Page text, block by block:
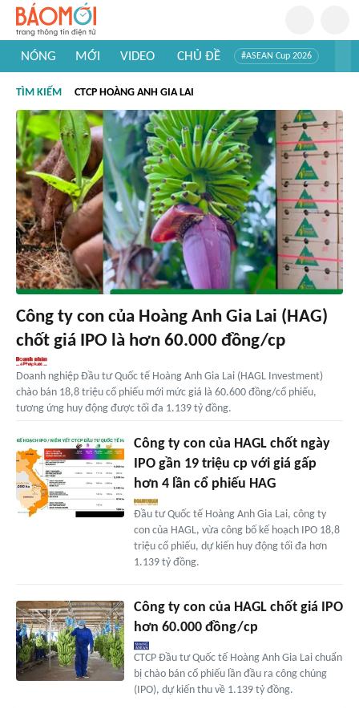
NÓNG MỚI VIDEO CHỦ ĐỀ #ASEAN Cup 2026
#Khám phá thế giới
TÌM KIẾM CTCP HOÀNG ANH GIA LAI
Công ty con của Hoàng Anh Gia Lai (HAG)
chốt giá IPO là hơn 60.000 đồng/cp
Doanh nghiệp Đầu tư Quốc tế Hoàng Anh Gia Lai (HAGL Investment)
chào bán 18,8 triệu cổ phiếu mới mức giá là 60.600 đồng/cổ phiếu,
tương ứng huy động được tối đa 1.139 tỷ đồng.
Công ty con của HAGL chốt ngày
IPO gần 19 triệu cp với giá gấp
hơn 4 lần cổ phiếu HAG
Đầu tư Quốc tế Hoàng Anh Gia Lai, công ty
con của HAGL, vừa công bố kế hoạch IPO 18,8
triệu cổ phiếu, dự kiến huy động tối đa hơn
1.139 tỷ đồng.
Công ty con của HAGL chốt giá IPO
hơn 60.000 đồng/cp
CTCP Đầu tư Quốc tế Hoàng Anh Gia Lai chuẩn
bị chào bán cổ phiếu lần đầu ra công chúng
(IPO), dự kiến thu về 1.139 tỷ đồng.